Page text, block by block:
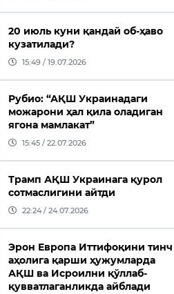
20 июль куни қандай об-ҳаво
кузатилади?
15:49 / 19.07.2026
Рубио: “АҚШ Украинадаги
можарони ҳал қила оладиган
ягона мамлакат”
15:45 / 22.07.2026
Трамп АҚШ Украинага қурол
сотмаслигини айтди
22:24 / 24.07.2026
Эрон Европа Иттифоқини тинч
аҳолига қарши ҳужумларда
АҚШ ва Исроилни қўллаб-
қувватлаганликда айблади